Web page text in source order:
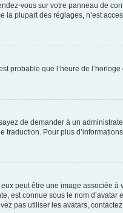
vous sur votre panneau de
plupart des réglages, n’est
probable que l’heure de
de demander à un
Pour plus
peut être une image associée
est connue sous le nom
pas utiliser les avatars,